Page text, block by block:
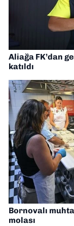
Aliağa FK’dan
katıldı
Bornovalı
molası